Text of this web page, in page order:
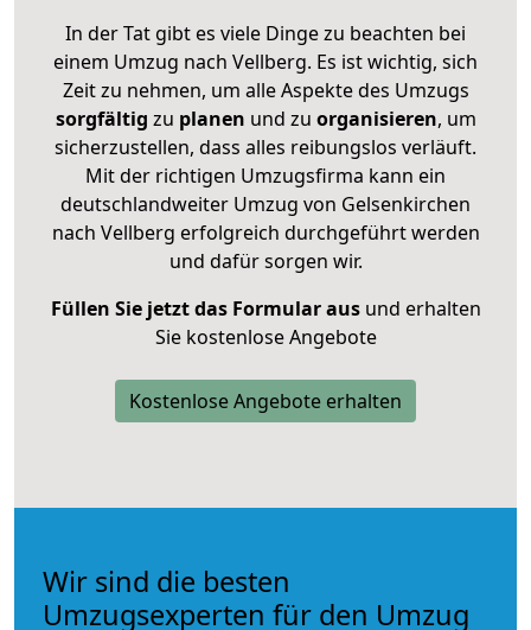
In der Tat gibt es viele Dinge zu beachten bei
einem Umzug nach Vellberg. Es ist wichtig, sich
Zeit zu nehmen, um alle Aspekte des Umzugs
sorgfältig zu planen und zu organisieren, um
sicherzustellen, dass alles reibungslos verläuft.
Mit der richtigen Umzugsfirma kann ein
deutschlandweiter Umzug von Gelsenkirchen
nach Vellberg erfolgreich durchgeführt werden
und dafür sorgen wir.
Füllen Sie jetzt das Formular ausund erhalten
Sie kostenlose Angebote
Kostenlose Angebote erhalten
Wir sind die besten
Umzugsexperten für den Umzug